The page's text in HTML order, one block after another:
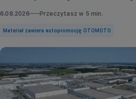
6.08.2026 Przeczytasz w 5 min.
Materiał zawiera autopromocję OTOMOTO